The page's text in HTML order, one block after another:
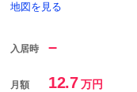
地図を見る
入居時 –
月額 12.7 万円